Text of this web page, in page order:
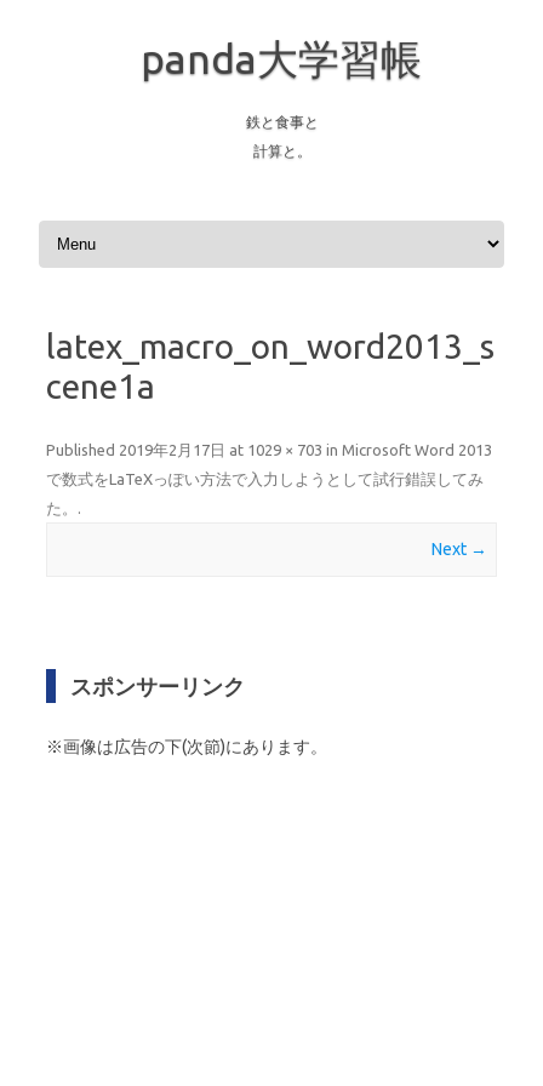
panda大学習帳
鉄と食事と
計算と。
Skip to content
latex_macro_on_word2013_s
cene1a
Published 2019年2月17日 at 1029 × 703 in Microsoft Word 2013
で数式をLaTeXっぽい方法で入力しようとして試行錯誤してみ
た。 .
Next →
スポンサーリンク
※画像は広告の下(次節)にあります。